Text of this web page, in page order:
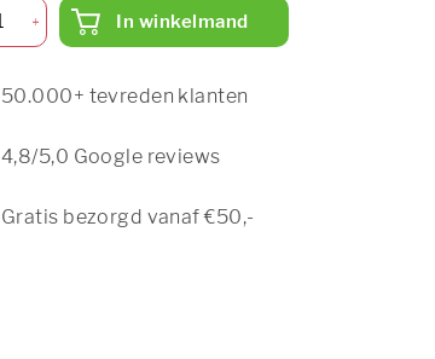
In winkelmand
50.000+ tevreden klanten
4,8/5,0 Google reviews
Gratis bezorgd vanaf €50,-